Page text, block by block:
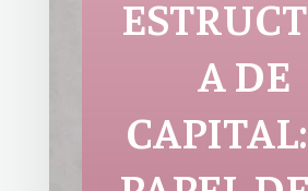
A DE